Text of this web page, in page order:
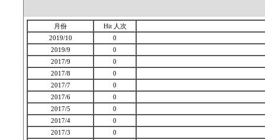
月份
Hit 人次
2019/10
0
2019/9
0
2017/9
0
2017/8
0
2017/7
0
2017/6
0
2017/5
0
2017/4
0
2017/3
0